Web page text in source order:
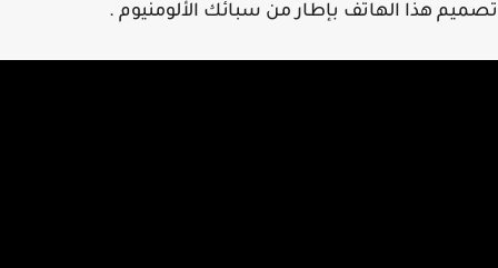
هذا الهاتف بإطار من سبائك الألومنيوم .